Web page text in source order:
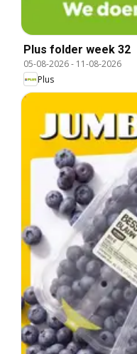
Plus folder week 32
05-08-2026- 11-08-2026
Plus